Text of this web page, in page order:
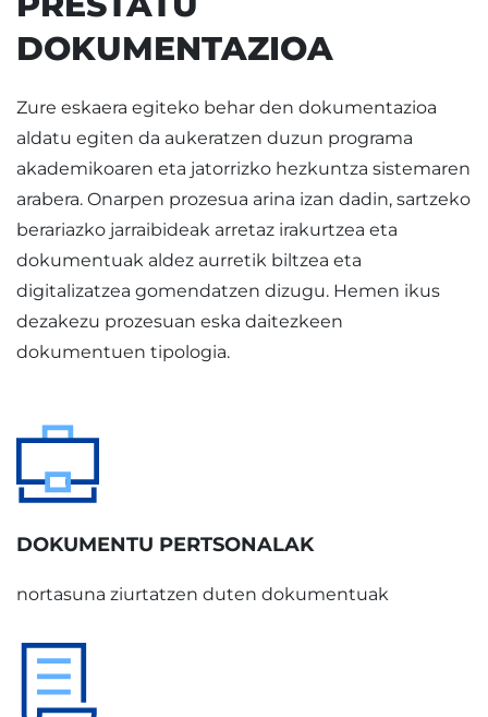
DOKUMENTAZIOA
Zure eskaera egiteko behar den dokumentazioa
aldatu egiten da aukeratzen duzun programa
akademikoaren eta jatorrizko hezkuntza sistemaren
arabera. Onarpen prozesua arina izan dadin, sartzeko
berariazko jarraibideak arretaz irakurtzea eta
dokumentuak aldez aurretik biltzea eta
digitalizatzea gomendatzen dizugu. Hemen ikus
dezakezu prozesuan eska daitezkeen
dokumentuen tipologia.
DOKUMENTU PERTSONALAK
nortasuna ziurtatzen duten dokumentuak